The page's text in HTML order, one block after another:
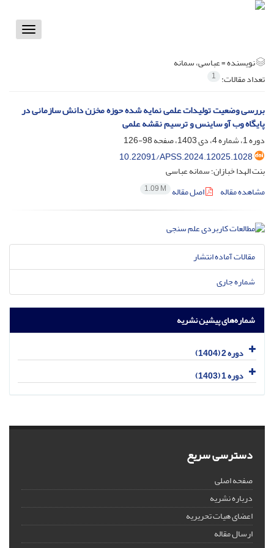
Toggle
نویسنده =عباسی، سمانه
تعداد مقالات: 1
بررسی وضعیت تولیدات علمی نمایه شده حوزه مخزن دانش سازمانی در
پایگاه وب آو ساینس و ترسیم نقشه علمی
دوره 1، شماره 4، دی 1403، صفحه
98-126
10.22091/APSS.2024.12025.1028
بنت الهدا خبازان؛ سمانه عباسی
مشاهده مقاله
اصل مقاله 1.09 M
مقالات آماده انتشار
شماره جاری
شماره‌های پیشین نشریه
دوره 2 (1404)
دوره 1 (1403)
دسترسی سریع
صفحه اصلی
درباره نشریه
اعضای هیات تحریریه
ارسال مقاله